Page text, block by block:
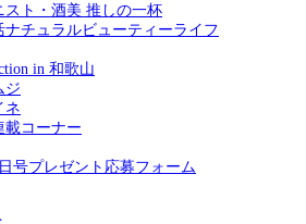
スト・酒美 推しの一杯
ナチュラルビューティーライフ
in 和歌山
ジ
ネ
載コーナー
号プレゼント応募フォーム